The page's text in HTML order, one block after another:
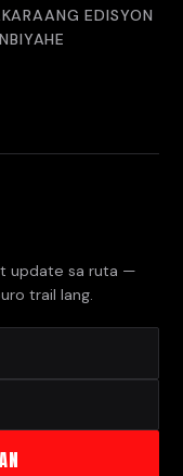
EDISYON
BIYAHE
update sa ruta —
trail lang.